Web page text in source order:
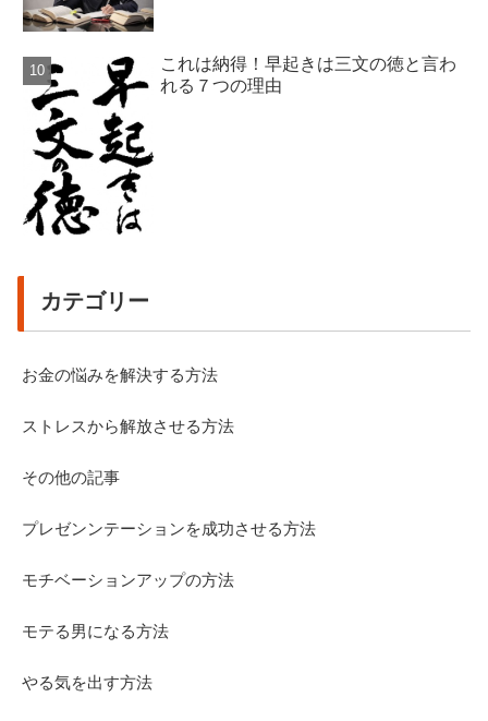
これは納得！早起きは三文の徳と言わ
れる７つの理由
カテゴリー
お金の悩みを解決する方法
ストレスから解放させる方法
その他の記事
プレゼンンテーションを成功させる方法
モチベーションアップの方法
モテる男になる方法
やる気を出す方法